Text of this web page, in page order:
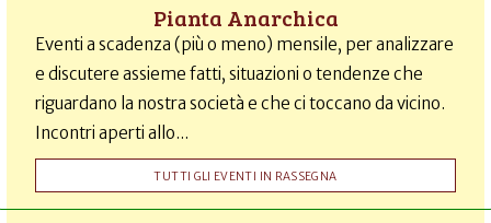
Pianta Anarchica
Eventi a scadenza (più o meno) mensile, per analizzare
e discutere assieme fatti, situazioni o tendenze che
riguardano la nostra società e che ci toccano da vicino.
Incontri aperti allo...
TUTTI GLI EVENTI IN RASSEGNA